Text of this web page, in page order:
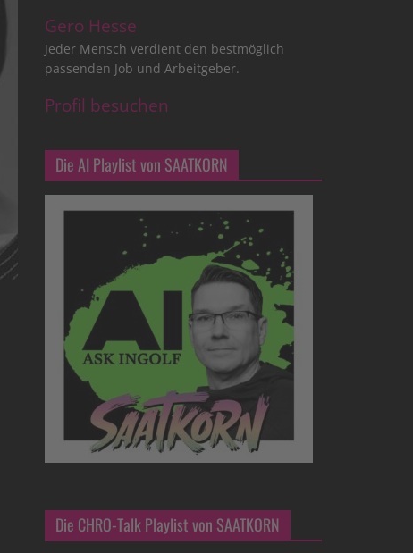
Gero Hesse
Jeder Mensch verdient den bestmöglich
passenden Job und Arbeitgeber.
Profil besuchen
Die AI Playlist von SAATKORN
Die CHRO-Talk Playlist von SAATKORN